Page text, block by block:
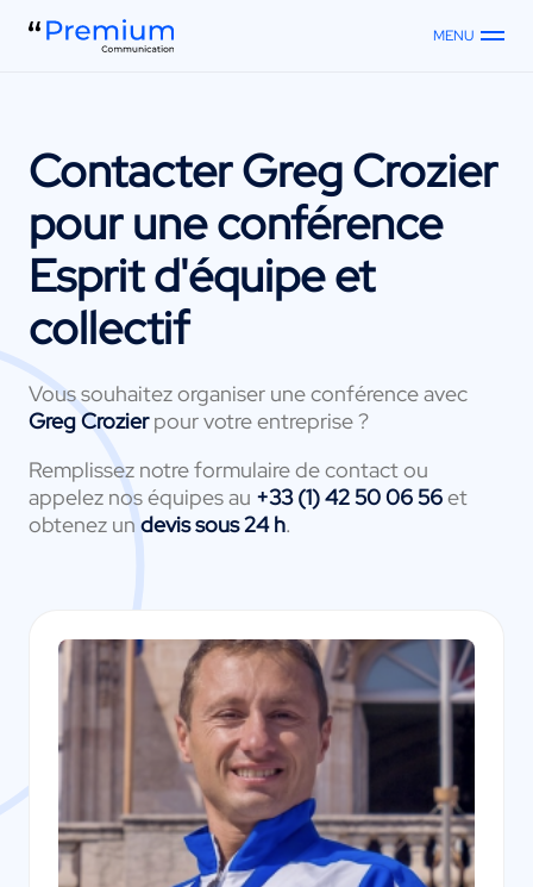
MENU
ContacterGreg Crozier
pour une conférence
Esprit d'équipe et
collectif
Vous souhaitez organiser une conférence avec
Greg Crozierpour votre entreprise ?
Remplissez notre formulaire de contact ou
appelez nos équipes au +33 (1) 42 50 06 56et
obtenez un devis sous 24 h.